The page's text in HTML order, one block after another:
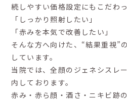
続しやすい価格設定にもこだわっ
「しっかり照射したい」
「赤みを本気で改善したい」
そんな方へ向けた、“結果重視”
しています。
当院では、全顔のジェネシスレ
内しております。
赤み・赤ら顔・酒さ・ニキビ跡